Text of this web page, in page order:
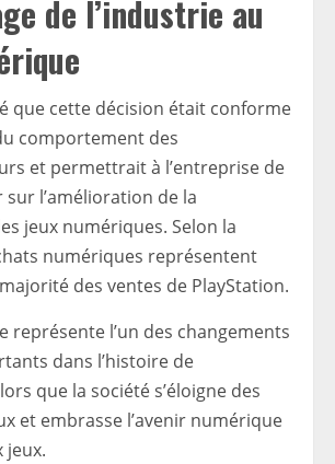
de l’industrie au
que cette décision était conforme
comportement des
et permettrait à l’entreprise de
l’amélioration de la
jeux numériques. Selon la
numériques représentent
des ventes de PlayStation.
représente l’un des changements
dans l’histoire de
que la société s’éloigne des
et embrasse l’avenir numérique
jeux.